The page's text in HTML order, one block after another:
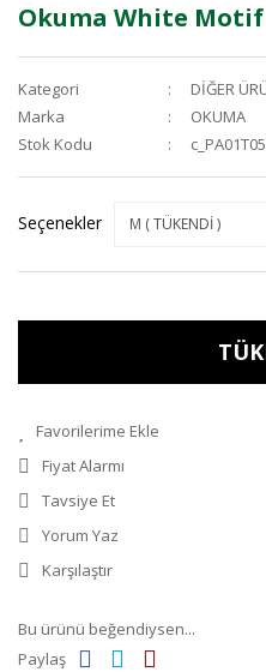
Okuma White Motif
Kategori
DİĞER
Marka
OKUMA
Stok Kodu
Seçenekler
Fiyat Alarmı
Tavsiye Et
Yorum Yaz
Karşılaştır
Bu ürünü beğendiysen...
Paylaş